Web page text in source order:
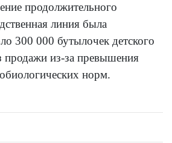
продолжительного
линия была
300 000 бутылочек детского
продажи из-за превышения
норм.